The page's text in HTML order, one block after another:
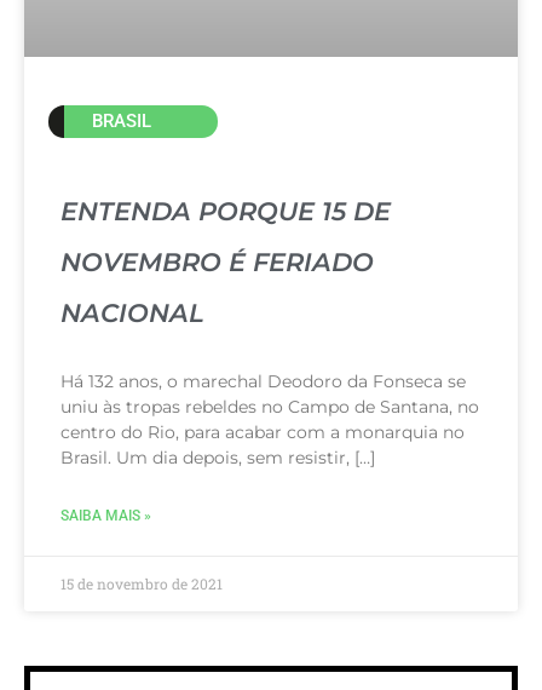
BRASIL
ENTENDA PORQUE 15 DE
NOVEMBRO É FERIADO
NACIONAL
Há 132 anos, o marechal Deodoro da Fonseca se
uniu às tropas rebeldes no Campo de Santana, no
centro do Rio, para acabar com a monarquia no
Brasil. Um dia depois, sem resistir, […]
SAIBA MAIS »
15 de novembro de 2021